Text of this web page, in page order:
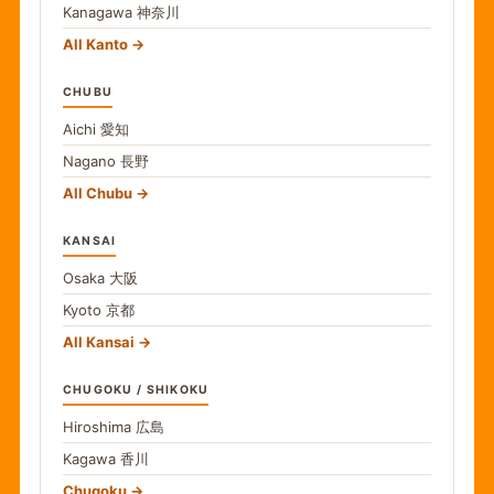
Kanagawa 神奈川
All Kanto
CHUBU
Aichi 愛知
Nagano 長野
All Chubu
KANSAI
Osaka 大阪
Kyoto 京都
All Kansai
CHUGOKU / SHIKOKU
Hiroshima 広島
Kagawa 香川